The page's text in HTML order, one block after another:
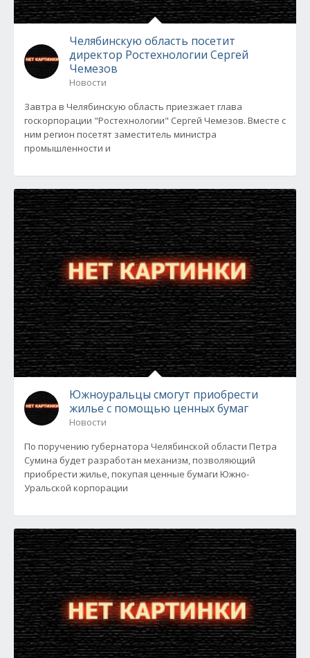
Челябинскую область посетит
директор Ростехнологии Сергей
Чемезов
Новости
Завтра в Челябинскую область приезжает глава
госкорпорации "Ростехнологии" Сергей Чемезов. Вместе с
ним регион посетят заместитель министра
промышленности и
Южноуральцы смогут приобрести
жилье с помощью ценных бумаг
Новости
По поручению губернатора Челябинской области Петра
Сумина будет разработан механизм, позволяющий
приобрести жилье, покупая ценные бумаги Южно-
Уральской корпорации